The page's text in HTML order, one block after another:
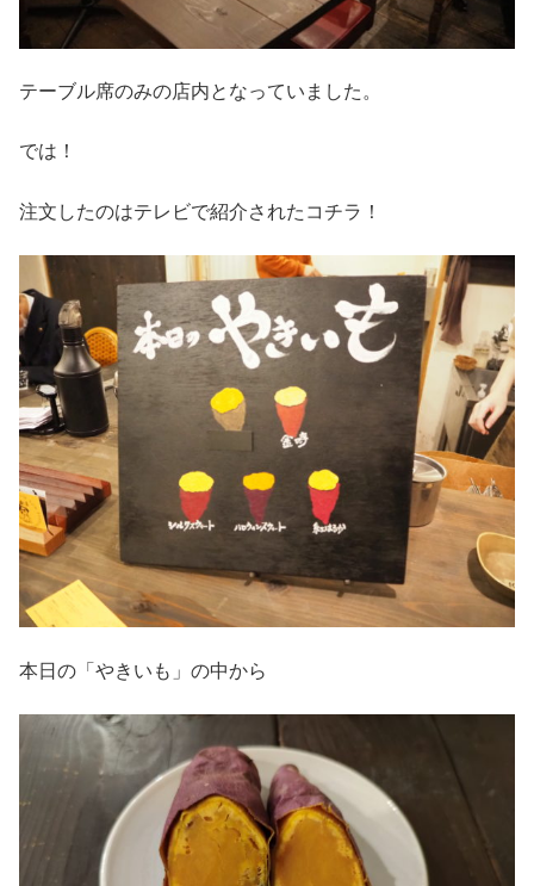
テーブル席のみの店内となっていました。
では！
注文したのはテレビで紹介されたコチラ！
本日の「やきいも」の中から